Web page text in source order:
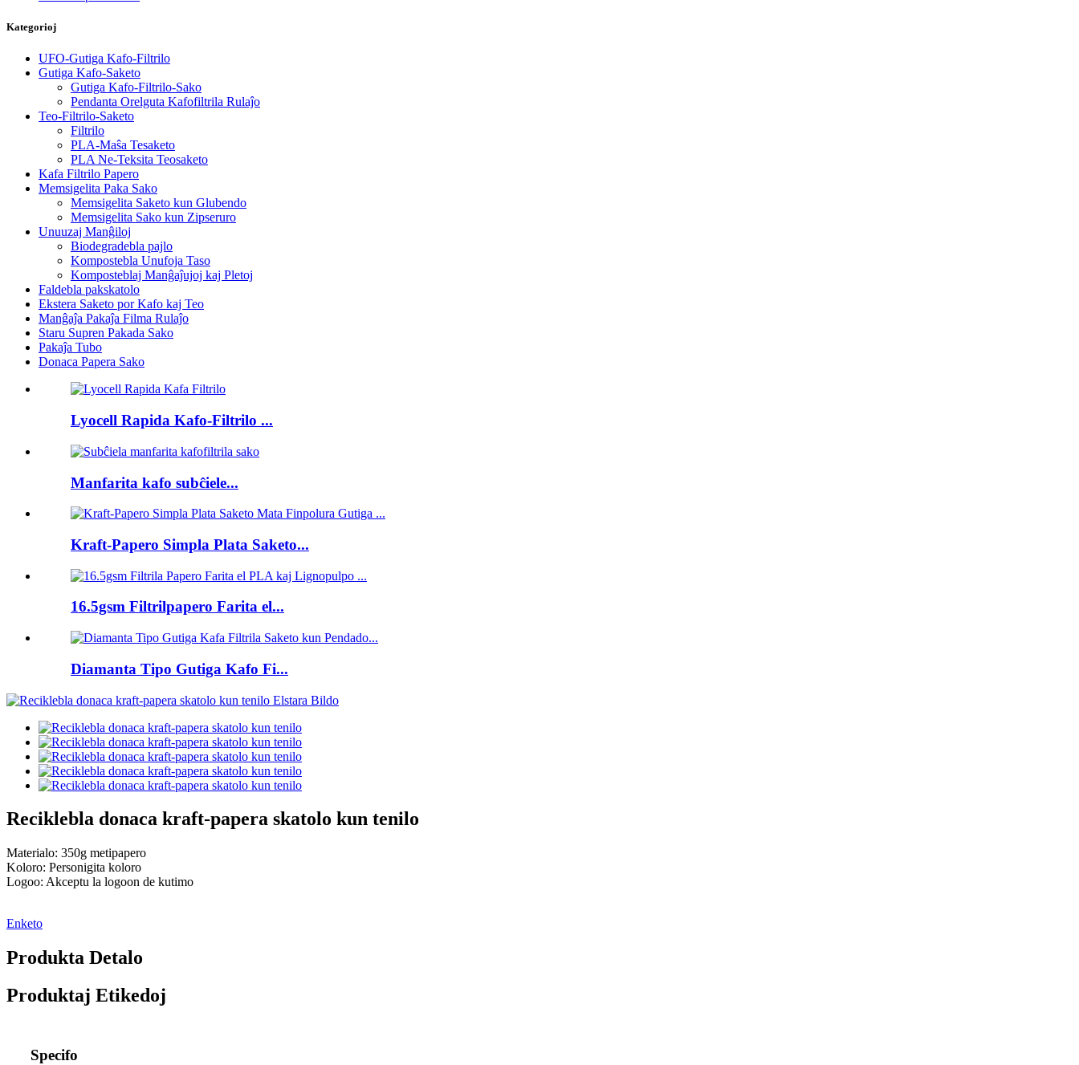
Kategorioj
UFO-Gutiga Kafo-Filtrilo
Gutiga Kafo-Saketo
Gutiga Kafo-Filtrilo-Sako
Pendanta Orelguta Kafofiltrila Rulaĵo
Teo-Filtrilo-Saketo
Filtrilo
PLA-Maŝa Tesaketo
PLA Ne-Teksita Teosaketo
Kafa Filtrilo Papero
Memsigelita Paka Sako
Memsigelita Saketo kun Glubendo
Memsigelita Sako kun Zipseruro
Unuuzaj Manĝiloj
Biodegradebla pajlo
Kompostebla Unufoja Taso
Komposteblaj Manĝaĵujoj kaj Pletoj
Faldebla pakskatolo
Ekstera Saketo por Kafo kaj Teo
Manĝaĵa Pakaĵa Filma Rulaĵo
Staru Supren Pakada Sako
Pakaĵa Tubo
Donaca Papera Sako
Lyocell Rapida Kafo-Filtrilo ...
Manfarita kafo subĉiele...
Kraft-Papero Simpla Plata Saketo...
16.5gsm Filtrilpapero Farita el...
Diamanta Tipo Gutiga Kafo Fi...
Reciklebla donaca kraft-papera skatolo kun tenilo
Materialo: 350g metipapero
Koloro: Personigita koloro
Logoo: Akceptu la logoon de kutimo
Enketo
Produkta Detalo
Produktaj Etikedoj
Specifo